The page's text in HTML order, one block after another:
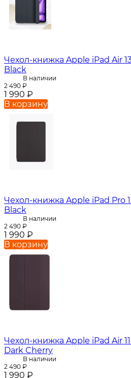
Чехол-книжка Apple iPad Air
Black
В наличии
2 490 ₽
1 990 ₽
В корзину
Чехол-книжка Apple iPad Pro
Black
В наличии
2 490 ₽
1 990 ₽
В корзину
Чехол-книжка Apple iPad Air
Dark Cherry
В наличии
2 490 ₽
1 990 ₽